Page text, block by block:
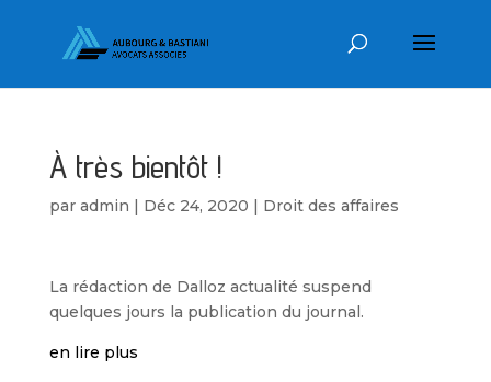
À très bientôt !
par admin | Déc 24, 2020 | Droit des affaires
La rédaction de Dalloz actualité suspend
quelques jours la publication du journal.
en lire plus